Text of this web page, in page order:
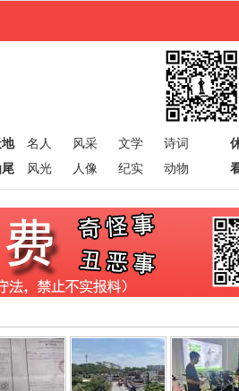
名人 风采 文学
诗词
尾
风光 人像 纪实 动物